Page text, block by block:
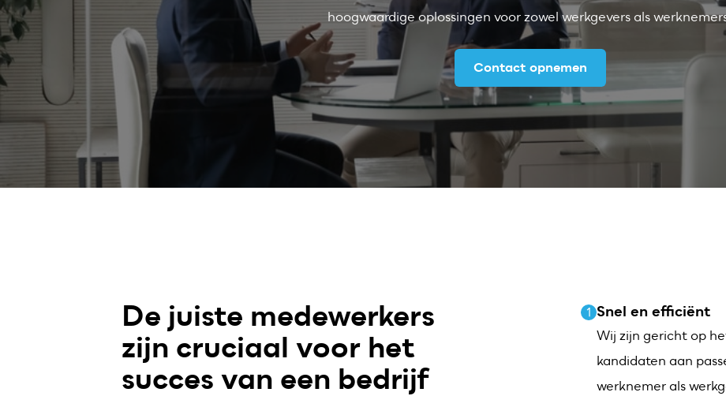
hoogwaardige oplossingen voor zowel werkgevers als
Contact opnemen
De juiste medewerkers
zijn cruciaal voor het
succes van een bedrijf
1 Snel en efficiënt
Wij zijn gericht op
kandidaten aan
werknemer als